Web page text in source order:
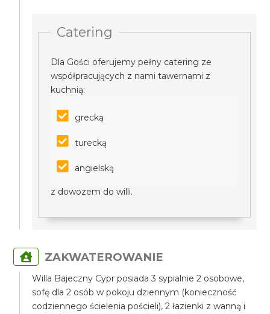
Catering
Dla Gości oferujemy pełny catering ze
współpracujących z nami tawernami z
kuchnią:
grecką
turecką
angielską
z dowozem do willi.
ZAKWATEROWANIE
Willa Bajeczny Cypr posiada 3 sypialnie 2 osobowe,
sofę dla 2 osób w pokoju dziennym (konieczność
codziennego ścielenia pościeli), 2 łazienki z wanną i